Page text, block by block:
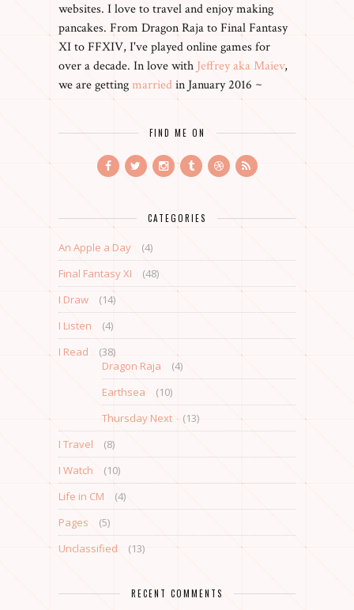
websites. I love to travel and enjoy making
pancakes. From Dragon Raja to Final Fantasy
XI to FFXIV, I've played online games for
over a decade. In love with Jeffrey aka Maiev,
we are gettingmarriedin January 2016 ~
FIND ME ON
CATEGORIES
An Apple a Day
(4)
Final Fantasy XI
(48)
I Draw
(14)
I Listen
(4)
I Read
(38)
Dragon Raja
(4)
Earthsea
(10)
Thursday Next
(13)
I Travel
(8)
I Watch
(10)
Life in CM
(4)
Pages
(5)
Unclassified
(13)
RECENT COMMENTS